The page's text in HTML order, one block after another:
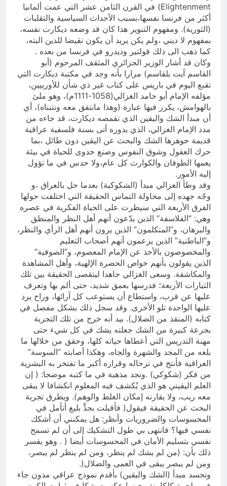
Elightenment) في القرن الثامن عشر التي عمت ألمانيا
أكثر من فرنسا نفسها،بسبب الأحداث السياسية والتقلبات
(الثورية). ومفهوم التنوير هذا كان قد وضعه ديكارت نفسه،
بمفهوم لا ديني ،ولم يكن يريد أن يكون نقيضا للدين البته،
كما ذهب الى ذلك فولتير وديدرو في فرنسا من بعده .
وكان قد أشار الوزير الجزائري المثقف المرحوم (أبو
القاسم آيت بلقاسم) مرارا بأنه وجد في مكتبة ديكارت التي
تقبع اليوم في باريس على كتاب غير ذي شأن للأوربيين،
مؤلفه الإمام أبو حامد الغزالي(1058-1111م)، وهو ملئ
بالهوامش، يكرر فيها عبارة (وهذا مانتفق معه ونتبناه)، أي
أن مبدأ الشك واليقين الذي تقمصه ديكارت، قد جاءه من
مدد الإمام الغزالي، الذي بدوره أتى بسنة فلسفية عراقية
قديمة جوهرها الشك والبحث عن اليقين دون طائل ،بما
حرك العقول وشوق النفوس وصنع جدوى للحياة في بيئة
يعمها الطوفان والكوارث كل عام،ولا حدس في ما تؤول
إليه الأمور.
وقد وطأ الغزالي مبدأ (الشكوكية) بعدما حل بالعراق ،و
وجّه جهده إلى محاولة التماس الحقيقة التي اختلفت حولها
الفرق الأربعة التي سيطرت على الحياة الفكرية في عصره
وهي: “الفلاسفة” الذين يدّعون أنهم أهل النظر والمنطق
والبرهان، و”المتكلمون” الذين يرون أنهم أهل الرأي والنظر،
و”الباطنية” الذين يزعمون أنهم أصحاب التعليم
والمخصوصون بالأخذ عن الإمام المعصوم، و”الصوفية”
الذين يقولون بأنهم خواص الحضرة الإلهية، وأهل المشاهدة
والمكاشفة. وسعى الغزالي جاهدا ليتقصى الحقيقة بين تلك
التيارات الأربعة؛ فدرسها بعمق شديد، حتى ألم بها وتعرف
عليها عن قرب، واستطاع أن يستوعب كل آرائها، وراح يرد
عليها الواحدة تلو الأخرى. وقد سجل ذلك بشكل مفصل في
كتابه (المنقذ من الضلال). بيد أنه خرج من تلك التجربة
بجرعة كبيرة من الشك جعلته يشك في كل شيء حتى
مهنة التدريس التي أعطاها حياته كلها، وحقق من خلالها ما
بلغه من المجد والشهرة والجاه، وهكذا أصابته “السوسة”
العراقية فأنتج في ترحاله وقراره أكبر ما تفتخر به البشرية
من فكر (شكوكي) .ونجد مذهبة في ما كتبه موضحا: ( إن
العلم اليقيني هو الذي يُكشف فيه المعلوم انكشافا لا يبقى
معه ريب، ولا يقارنه إمكان الغلط والوهم). ويطرق تجربة
البحث عن الحقيقة فيقول( فأقبلت بجدٍّ بليغ أتأمل في
المحسوسات والضروريات وأنظر: هل يمكنني أن أشكك
نفسي فيها؟ فانتهى بي طول التشكيك إلى أن لم تسمح
نفسي بتسليم الأمان في المحسوسات أيضا ( . وهو يفسر
ذلك بأن: (من لم يشك لم ينظر، ومن لم ينظر لم يبصر،
ومن لم يبصر يبقى في العمى والضلال(.
وتجسد مبدأ (الشك واليقين) بأقدم نموذج عراقي مدون جاء